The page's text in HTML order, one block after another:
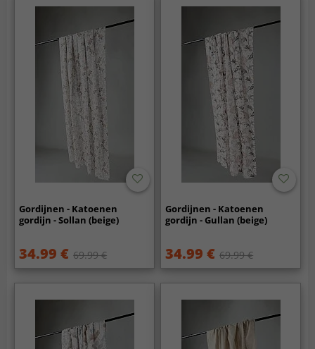
Gordijnen - Katoenen
gordijn - Sollan (beige)
34.99 € 69.99 €
Gordijnen - Katoenen
gordijn - Gullan (beige)
34.99 € 69.99 €